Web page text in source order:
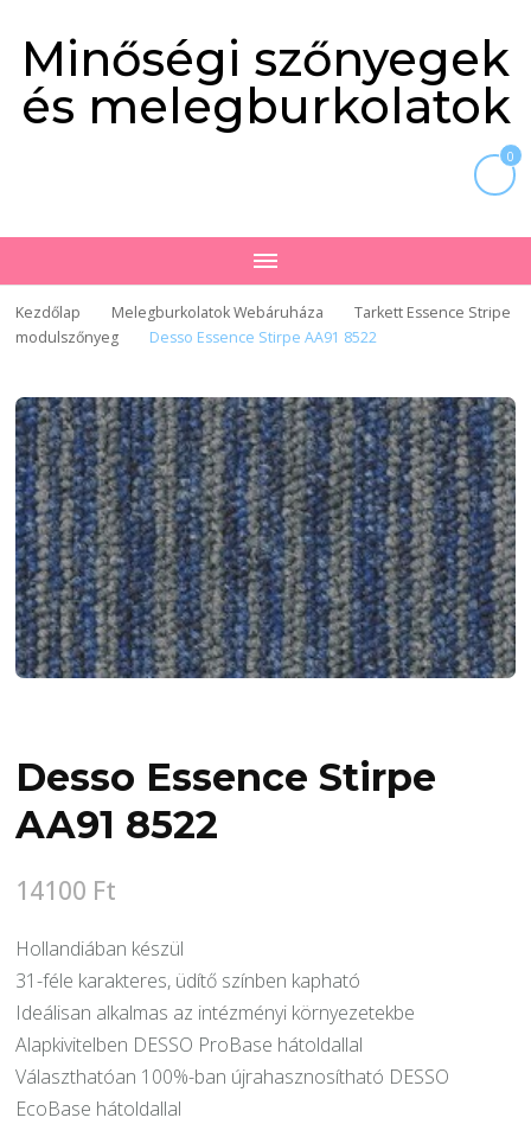
Minőségi szőnyegek
és melegburkolatok
0
Kezdőlap Melegburkolatok Webáruháza
Tarkett Essence Stripe
modulszőnyeg
Desso Essence Stirpe AA91 8522
Desso Essence Stirpe
AA91 8522
14100 Ft
Hollandiában készül
31-féle karakteres, üdítő színben kapható
Ideálisan alkalmas az intézményi környezetekbe
Alapkivitelben DESSO ProBase hátoldallal
Választhatóan 100%-ban újrahasznosítható DESSO
EcoBase hátoldallal